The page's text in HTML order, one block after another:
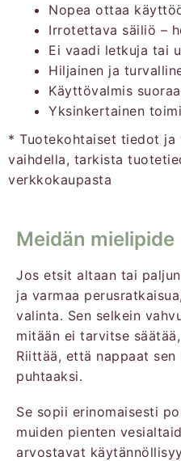
Nopea ottaa
Irrotettava säiliö –
Ei vaadi letkuja tai
Hiljainen ja
Käyttövalmis
Yksinkertainen
* Tuotekohtaiset tiedot ja
vaihdella, tarkista
verkkokaupasta
Meidän mielipide
Jos etsit altaan tai
ja varmaa
valinta. Sen selkein
mitään ei tarvitse
Riittää, että nappaat
puhtaaksi.
Se sopii erinomaisesti
muiden pienten
arvostavat